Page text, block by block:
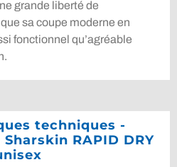
grande liberté de
sa coupe moderne en
fonctionnel qu’agréable
techniques -
RAPID DRY